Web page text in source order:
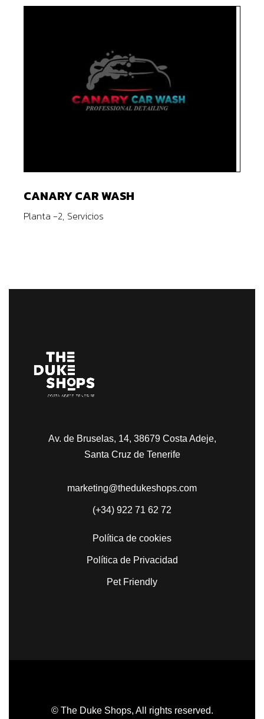
CANARY CAR WASH
Planta -2 Servicios
Av. de Bruselas, 14, 38679 Costa Adeje,
Santa Cruz de Tenerife
marketing@thedukeshops.com
(+34) 922 71 62 72
Política de cookies
Política de Privacidad
Pet Friendly
© The Duke Shops, All rights reserved.